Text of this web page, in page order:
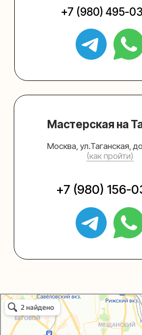
Упаковали Онлайн в Москве
Москва
© 2021-2025, ООО "УПАКОВАЛИ ОНЛАЙН"
Сайт разработала
bogachevas
help@upakovali.online
Sospeso wrap
О нас
Упаковать подарок
В личный кабинет
+7 (495) 005-03-13